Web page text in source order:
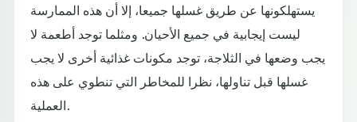
يستهلكونها عن طريق غسلها جميعا، إلا أن هذه الممارسة
ليست إيجابية في جميع الأحيان. ومثلما توجد أطعمة لا
يجب وضعها في الثلاجة، توجد مكونات غذائية أخرى لا يجب
غسلها قبل تناولها، نظرا للمخاطر التي تنطوي على هذه
العملية.